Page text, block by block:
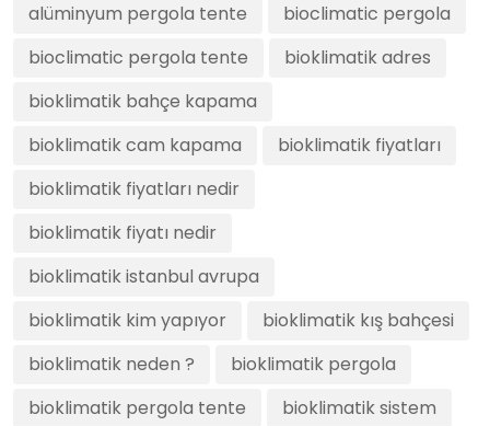
alüminyum pergola tente
bioclimatic pergola
bioclimatic pergola tente
bioklimatik adres
bioklimatik bahçe kapama
bioklimatik cam kapama
bioklimatik fiyatları
bioklimatik fiyatları nedir
bioklimatik fiyatı nedir
bioklimatik istanbul avrupa
bioklimatik kim yapıyor
bioklimatik kış bahçesi
bioklimatik neden ?
bioklimatik pergola
bioklimatik pergola tente
bioklimatik sistem